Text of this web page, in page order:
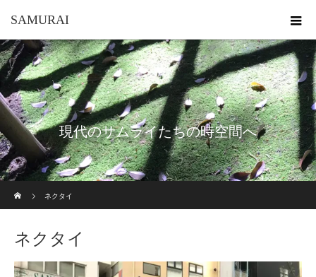
SAMURAI
現代のサムライたちの時空間へ
ネクタイ
ネクタイ